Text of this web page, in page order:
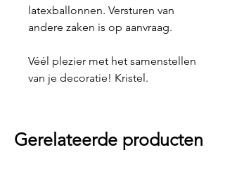
latexballonnen. Versturen van
andere zaken is op aanvraag.
Véél plezier met het samenstellen
van je decoratie! Kristel.
Gerelateerde producten